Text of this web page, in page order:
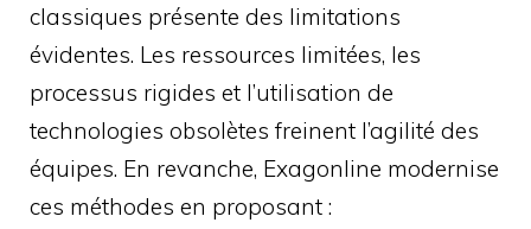
classiques présente des limitations
évidentes. Les ressources limitées, les
processus rigides et l’utilisation de
technologies obsolètes freinent l’agilité des
équipes. En revanche, Exagonline modernise
ces méthodes en proposant :